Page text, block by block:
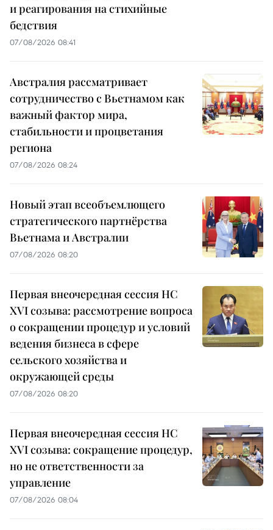
и реагирования на стихийные
бедствия
07/08/2026 08:41
Австралия рассматривает
сотрудничество с Вьетнамом как
важный фактор мира,
стабильности и процветания
региона
07/08/2026 08:24
Новый этап всеобъемлющего
стратегического партнёрства
Вьетнама и Австралии
07/08/2026 08:20
Первая внеочередная сессия НС
XVI созыва: рассмотрение вопроса
о сокращении процедур и условий
ведения бизнеса в сфере
сельского хозяйства и
окружающей среды
07/08/2026 08:20
Первая внеочередная сессия НС
XVI созыва: сокращение процедур,
но не ответственности за
управление
07/08/2026 08:04